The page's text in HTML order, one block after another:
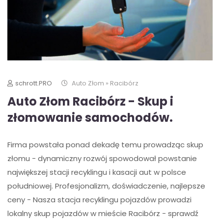
schrott.PRO Auto Złom » Racibórz
Auto Złom Racibórz - Skup i
złomowanie samochodów.
Firma powstała ponad dekadę temu prowadząc skup
złomu - dynamiczny rozwój spowodował powstanie
największej stacji recyklingu i kasacji aut w polsce
południowej. Profesjonalizm, doświadczenie, najlepsze
ceny - Nasza stacja recyklingu pojazdów prowadzi
lokalny skup pojazdów w mieście Racibórz - sprawdź